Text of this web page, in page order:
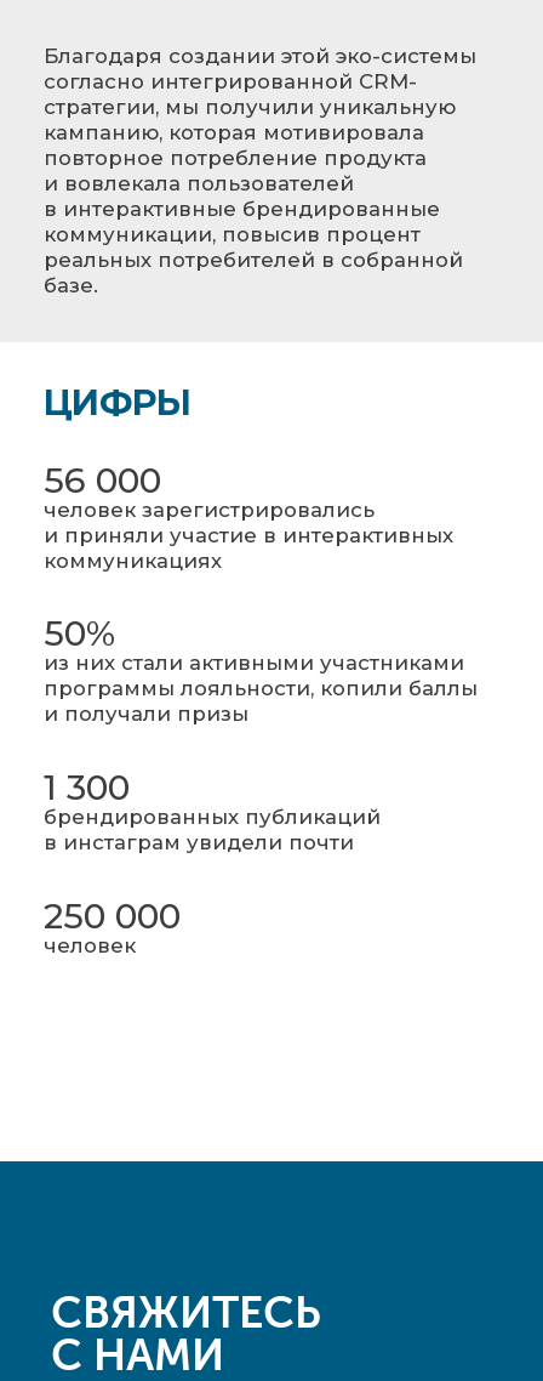
Благодаря создании этой эко-системы
согласно интегрированной CRM-
стратегии, мы получили уникальную
кампанию, которая мотивировала
повторное потребление продукта
и вовлекала пользователей
в интерактивные брендированные
коммуникации, повысив процент
реальных потребителей в собранной
базе.
ЦИФРЫ
56 000
человек зарегистрировались
и приняли участие в интерактивных
коммуникациях
50%
из них стали активными участниками
программы лояльности, копили баллы
и получали призы
1 300
брендированных публикаций
в инстаграм увидели почти
250 000
человек
СВЯЖИТЕСЬ
С НАМИ